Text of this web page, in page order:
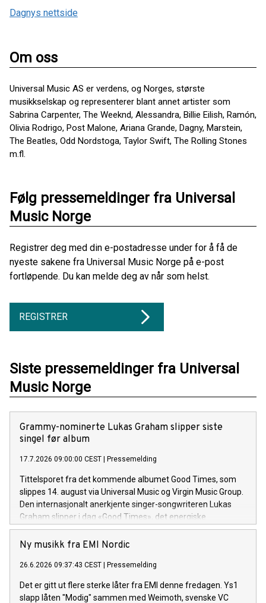
Dagnys nettside
Om oss
Universal Music AS er verdens, og Norges, største
musikkselskap og representerer blant annet artister som
Sabrina Carpenter, The Weeknd, Alessandra, Billie Eilish, Ramón,
Olivia Rodrigo, Post Malone, Ariana Grande, Dagny, Marstein,
The Beatles, Odd Nordstoga, Taylor Swift, The Rolling Stones
m.fl.
Følg pressemeldinger fra Universal
Music Norge
Registrer deg med din e-postadresse under for å få de
nyeste sakene fra Universal Music Norge på e-post
fortløpende. Du kan melde deg av når som helst.
REGISTRER
Siste pressemeldinger fra Universal
Music Norge
Grammy-nominerte Lukas Graham slipper siste
singel før album
17.7.2026 09:00:00 CEST Pressemelding
Tittelsporet fra det kommende albumet Good Times, som
slippes 14. august via Universal Music og Virgin Music Group.
Den internasjonalt anerkjente singer-songwriteren Lukas
Graham slipper i dag «Good Times», det energiske
tittelsporet og åpningslåten fra hans kommende album
Good Times. Albumet består av 13 spor og utgis 14. august.
Ny musikk fra EMI Nordic
26.6.2026 09:37:43 CEST Pressemelding
Det er gitt ut flere sterke låter fra EMI denne fredagen. Ys1
slapp låten "Modig" sammen med Weimoth, svenske VC